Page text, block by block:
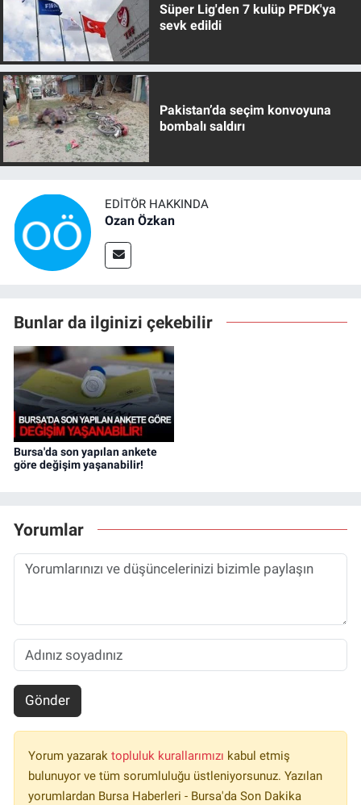
Süper Lig'den 7 kulüp PFDK'ya
sevk edildi
Pakistan’da seçim konvoyuna
bombalı saldırı
EDITÖR HAKKINDA
Ozan Özkan
Bunlar da ilginizi çekebilir
Bursa'da son yapılan ankete
göre değişim yaşanabilir!
Yorumlar
Gönder
Yorum yazarak topluluk kurallarımızı kabul etmiş
bulunuyor ve tüm sorumluluğu üstleniyorsunuz. Yazılan
yorumlardan Bursa Haberleri - Bursa'da Son Dakika